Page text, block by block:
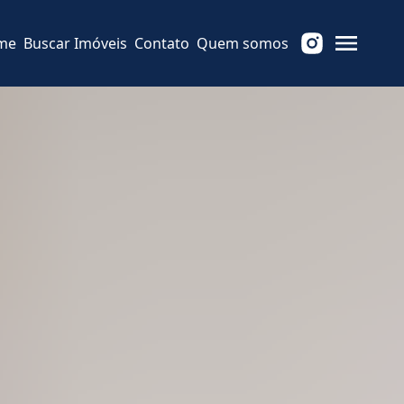
Buscar Imóveis Contato Quem somos